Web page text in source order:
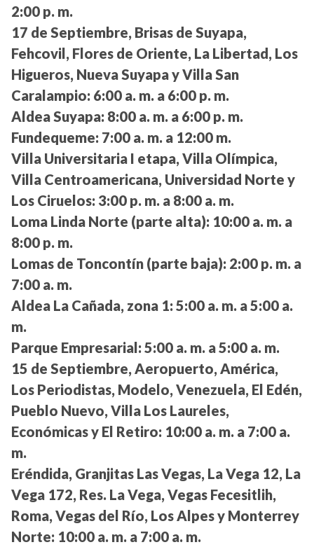
2:00 p. m.
17 de Septiembre, Brisas de Suyapa,
Fehcovil, Flores de Oriente, La Libertad, Los
Higueros, Nueva Suyapa y Villa San
Caralampio: 6:00 a. m. a 6:00 p. m.
Aldea Suyapa: 8:00 a. m. a 6:00 p. m.
Fundequeme: 7:00 a. m. a 12:00 m.
Villa Universitaria I etapa, Villa Olímpica,
Villa Centroamericana, Universidad Norte y
Los Ciruelos: 3:00 p. m. a 8:00 a. m.
Loma Linda Norte (parte alta): 10:00 a. m. a
8:00 p. m.
Lomas de Toncontín (parte baja): 2:00 p. m. a
7:00 a. m.
Aldea La Cañada, zona 1: 5:00 a. m. a 5:00 a.
m.
Parque Empresarial: 5:00 a. m. a 5:00 a. m.
15 de Septiembre, Aeropuerto, América,
Los Periodistas, Modelo, Venezuela, El Edén,
Pueblo Nuevo, Villa Los Laureles,
Económicas y El Retiro: 10:00 a. m. a 7:00 a.
m.
Eréndida, Granjitas Las Vegas, La Vega 12, La
Vega 172, Res. La Vega, Vegas Fecesitlih,
Roma, Vegas del Río, Los Alpes y Monterrey
Norte: 10:00 a. m. a 7:00 a. m.